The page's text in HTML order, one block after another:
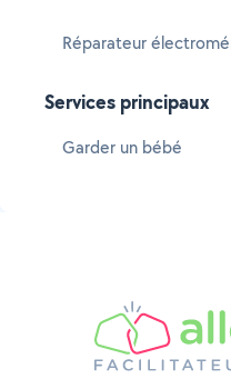
Réparateur
Services principaux
Garder un bébé